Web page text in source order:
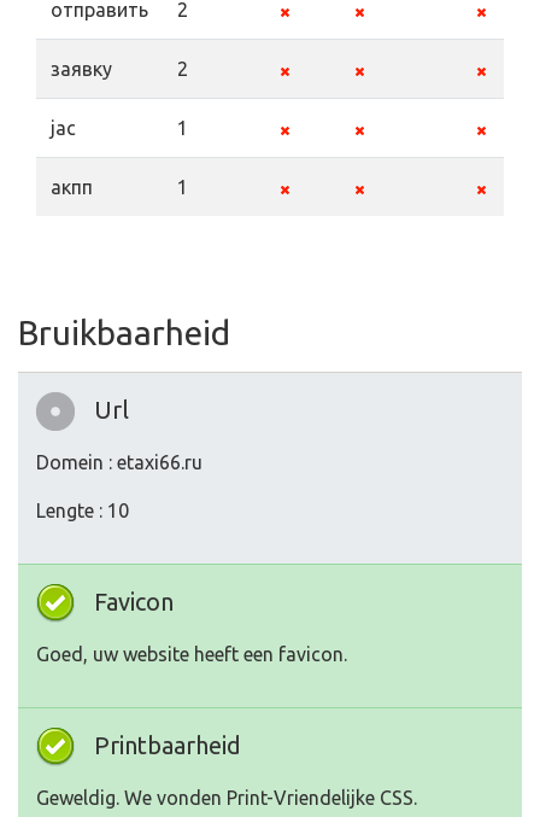
отправить 2
заявку 2
jac 1
акпп 1
Bruikbaarheid
Url
Domein : etaxi66.ru
Lengte : 10
Favicon
Goed, uw website heeft een favicon.
Printbaarheid
Geweldig. We vonden Print-Vriendelijke CSS.